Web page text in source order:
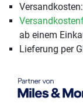
ab einem
Lieferung per